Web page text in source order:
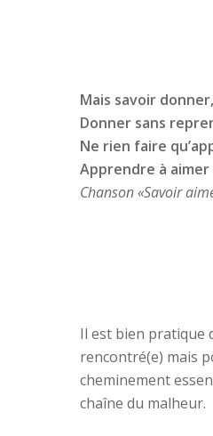
Mais savoir donner,
Donner sans
Ne rien faire
Apprendre à aimer
Chanson «Savoir
Il est bien pratique
rencontré(e) mais
cheminement
chaîne du malheur.